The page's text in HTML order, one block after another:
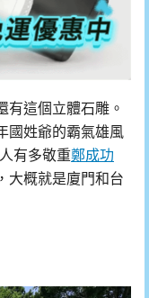
有這個立體石雕。
國姓爺的霸氣雄風
有多敬重鄭成功
大概就是廈門和台